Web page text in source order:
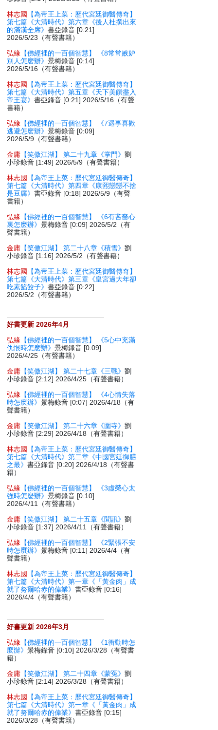
林志國
【為帝王上菜：歷代宮廷御醫傳奇】
第七篇《大清時代》第六章《後人杜撰出來
的滿漢全席》書亞錄音 [0:21]
2026/5/23（有聲書籍）
弘緣 【佛經裡的一百個智慧】 《8常常嫉妒
別人怎麽辦》景梅錄音 [0:14]
2026/5/16（有聲書籍）
林志國
【為帝王上菜：歷代宮廷御醫傳奇】
第七篇《大清時代》第五章《天下美饌盡入
帝王宴》書亞錄音 [0:21] 2026/5/16（有聲
書籍）
弘緣 【佛經裡的一百個智慧】 《7遇事喜歡
逃避怎麽辦》景梅錄音 [0:09]
2026/5/9（有聲書籍）
金庸 【笑傲江湖】 第二十九章《掌門》劉
小珍錄音 [1:49] 2026/5/9（有聲書籍）
林志國
【為帝王上菜：歷代宮廷御醫傳奇】
第七篇《大清時代》第四章《康熙戀戀不捨
是豆腐》書亞錄音 [0:18] 2026/5/9（有聲
書籍）
弘緣 【佛經裡的一百個智慧】 《6有吝嗇心
裏怎麽辦》景梅錄音 [0:09] 2026/5/2（有
聲書籍）
金庸 【笑傲江湖】 第二十八章《積雪》劉
小珍錄音 [1:16] 2026/5/2（有聲書籍）
林志國
【為帝王上菜：歷代宮廷御醫傳奇】
第七篇《大清時代》第三章《皇宮過大年卻
吃素餡餃子》書亞錄音 [0:22]
2026/5/2（有聲書籍）
好書更新 2026年4月
弘緣 【佛經裡的一百個智慧】 《5心中充滿
仇恨時怎麽辦》景梅錄音 [0:09]
2026/4/25（有聲書籍）
金庸 【笑傲江湖】 第二十七章《三戰》劉
小珍錄音 [2:12] 2026/4/25（有聲書籍）
弘緣 【佛經裡的一百個智慧】 《4心情失落
時怎麽辦》景梅錄音 [0:07] 2026/4/18（有
聲書籍）
金庸 【笑傲江湖】 第二十六章《圍寺》劉
小珍錄音 [2:29] 2026/4/18（有聲書籍）
林志國
【為帝王上菜：歷代宮廷御醫傳奇】
第七篇《大清時代》第二章《中國宮廷御膳
之最》書亞錄音 [0:20] 2026/4/18（有聲書
籍）
弘緣 【佛經裡的一百個智慧】 《3虛榮心太
強時怎麼辦》景梅錄音 [0:10]
2026/4/11（有聲書籍）
金庸 【笑傲江湖】 第二十五章《聞訊》劉
小珍錄音 [1:37] 2026/4/11（有聲書籍）
弘緣 【佛經裡的一百個智慧】 《2緊張不安
時怎麼辦》景梅錄音 [0:11] 2026/4/4（有
聲書籍）
林志國
【為帝王上菜：歷代宮廷御醫傳奇】
第七篇《大清時代》第一章《「黃金肉」成
就了努爾哈赤的偉業》書亞錄音 [0:16]
2026/4/4（有聲書籍）
好書更新 2026年3月
弘緣 【佛經裡的一百個智慧】 《1衝動時怎
麼辦》景梅錄音 [0:10] 2026/3/28（有聲書
籍）
金庸 【笑傲江湖】 第二十四章《蒙冤》劉
小珍錄音 [2:14] 2026/3/28（有聲書籍）
林志國
【為帝王上菜：歷代宮廷御醫傳奇】
第七篇《大清時代》第一章《「黃金肉」成
就了努爾哈赤的偉業》書亞錄音 [0:15]
2026/3/28（有聲書籍）